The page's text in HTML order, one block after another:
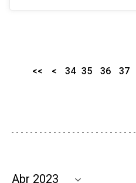
<< < 34 35 36 37